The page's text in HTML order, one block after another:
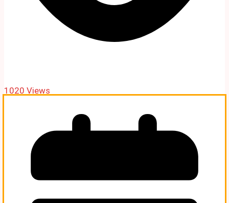
1020 Views